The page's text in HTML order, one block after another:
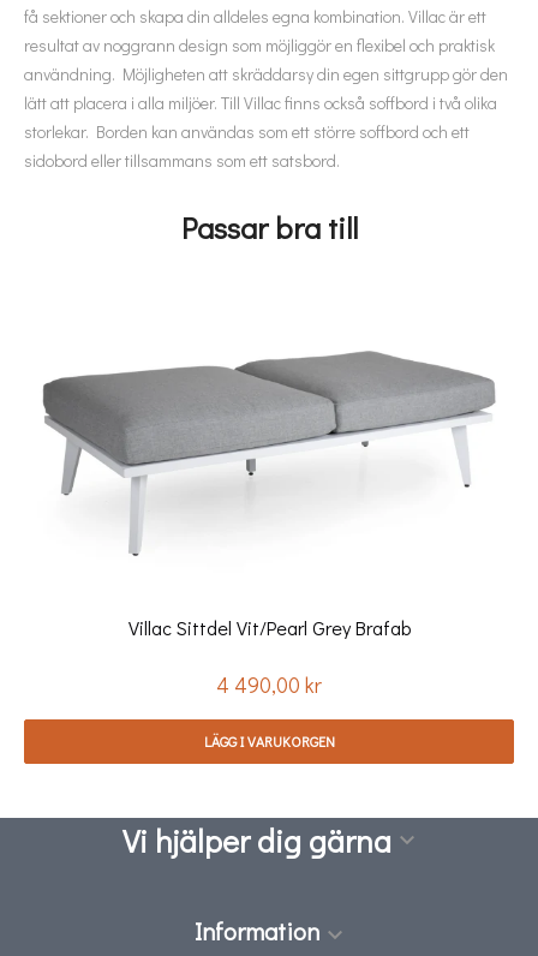
få sektioner och skapa din alldeles egna kombination. Villac är ett
resultat av noggrann design som möjliggör en flexibel och praktisk
användning. Möjligheten att skräddarsy din egen sittgrupp gör den
lätt att placera i alla miljöer. Till Villac finns också soffbord i två olika
storlekar. Borden kan användas som ett större soffbord och ett
sidobord eller tillsammans som ett satsbord.
Passar bra till
Villac Sittdel Vit/pearl Grey Brafab
Pris
4 490,00 kr
LÄGG I VARUKORGEN
Vi hjälper dig gärna 
Information 